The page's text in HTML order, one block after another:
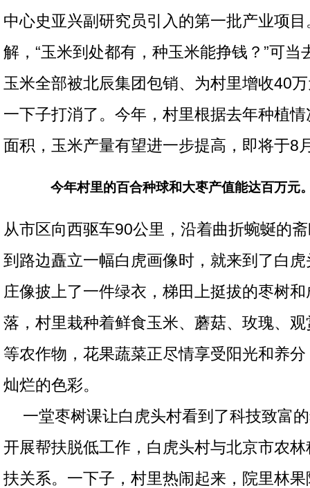
中心史亚兴副研究员引入的第一批产业项
解，“玉米到处都有，种玉米能挣钱？”可当
玉米全部被北辰集团包销、为村里增收40
一下子打消了。今年，村里根据去年种植
面积，玉米产量有望进一步提高，即将于8
今年村里的百合种球和大枣产值能达百万元
从市区向西驱车90公里，沿着曲折蜿蜒的
到路边矗立一幅白虎画像时，就来到了白
庄像披上了一件绿衣，梯田上挺拔的枣树
落，村里栽种着鲜食玉米、蘑菇、玫瑰、
等农作物，花果蔬菜正尽情享受阳光和养
灿烂的色彩。
一堂枣树课让白虎头村看到了科技致富
开展帮扶脱低工作，白虎头村与北京市农
扶关系。一下子，村里热闹起来，院里林